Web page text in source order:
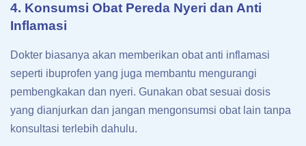
4. Konsumsi Obat Pereda Nyeri dan Anti
Inflamasi
Dokter biasanya akan memberikan obat anti inflamasi
seperti ibuprofen yang juga membantu mengurangi
pembengkakan dan nyeri. Gunakan obat sesuai dosis
yang dianjurkan dan jangan mengonsumsi obat lain tanpa
konsultasi terlebih dahulu.